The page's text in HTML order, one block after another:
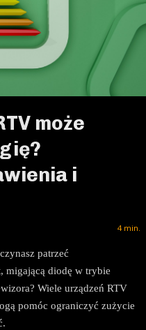
może
i
4min.
patrzeć
migającą diodę w trybie
Wiele urządzeń RTV
pomóc ograniczyć zużycie